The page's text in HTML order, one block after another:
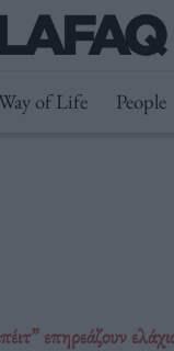
of Life People
επηρεάζουν